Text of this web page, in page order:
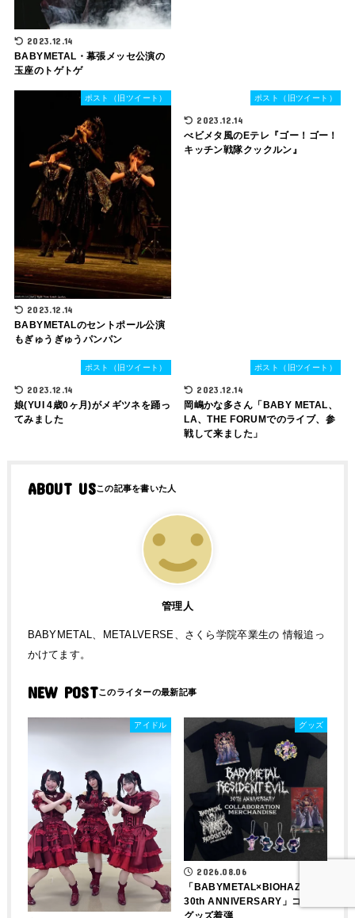
2023.12.14
BABYMETAL・幕張メッセ公演の
玉座のトゲトゲ
ポスト（旧ツイート）
2023.12.14
BABYMETALのセントポール公演
もぎゅうぎゅうパンパン
ポスト（旧ツイート）
2023.12.14
べビメタ風のEテレ『ゴー！ゴー！
キッチン戦隊クックルン』
ポスト（旧ツイート）
2023.12.14
娘(YUI 4歳0ヶ月)がメギツネを踊っ
てみました
ポスト（旧ツイート）
2023.12.14
岡嶋かな多さん「BABY METAL、
LA、THE FORUMでのライブ、参
戦して来ました」
ABOUT US
管理人
BABYMETAL、METALVERSE、さくら学院卒業生の 情報追っ
かけてます。
NEW POST
アイドル グッズ
2026.08.06
「BABYMETAL×BIOHAZARD
30th ANNIVERSARY」コラボ
グッズ着弾